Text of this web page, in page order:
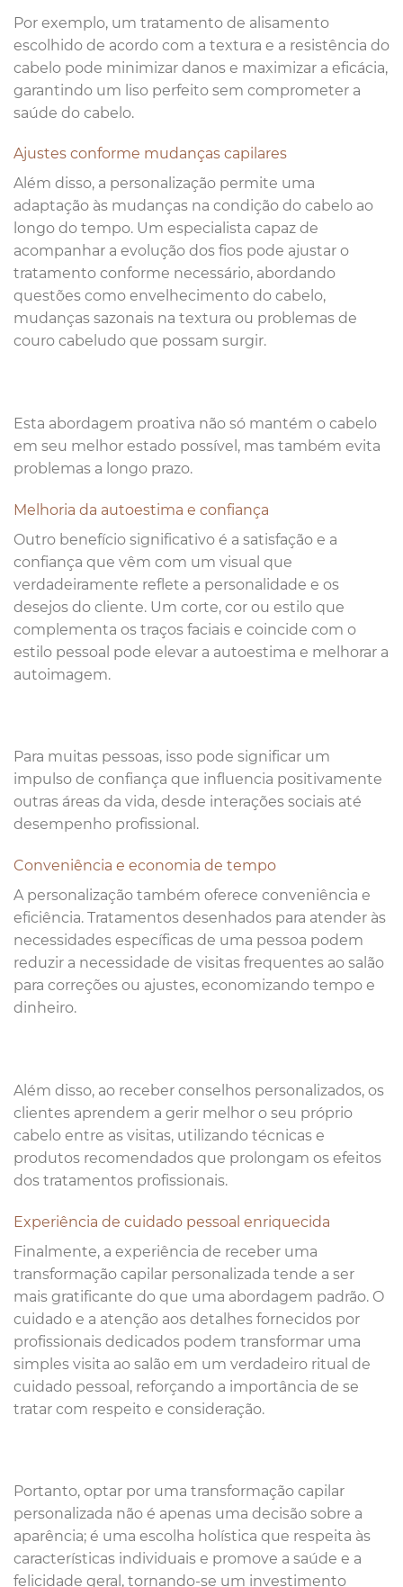
Por exemplo, um tratamento de alisamento
escolhido de acordo com a textura e a resistência do
cabelo pode minimizar danos e maximizar a eficácia,
garantindo um liso perfeito sem comprometer a
saúde do cabelo.
Ajustes conforme mudanças capilares
Além disso, a personalização permite uma
adaptação às mudanças na condição do cabelo ao
longo do tempo. Um especialista capaz de
acompanhar a evolução dos fios pode ajustar o
tratamento conforme necessário, abordando
questões como envelhecimento do cabelo,
mudanças sazonais na textura ou problemas de
couro cabeludo que possam surgir.
Esta abordagem proativa não só mantém o cabelo
em seu melhor estado possível, mas também evita
problemas a longo prazo.
Melhoria da autoestima e confiança
Outro benefício significativo é a satisfação e a
confiança que vêm com um visual que
verdadeiramente reflete a personalidade e os
desejos do cliente. Um corte, cor ou estilo que
complementa os traços faciais e coincide com o
estilo pessoal pode elevar a autoestima e melhorar a
autoimagem.
Para muitas pessoas, isso pode significar um
impulso de confiança que influencia positivamente
outras áreas da vida, desde interações sociais até
desempenho profissional.
Conveniência e economia de tempo
A personalização também oferece conveniência e
eficiência. Tratamentos desenhados para atender às
necessidades específicas de uma pessoa podem
reduzir a necessidade de visitas frequentes ao salão
para correções ou ajustes, economizando tempo e
dinheiro.
Além disso, ao receber conselhos personalizados, os
clientes aprendem a gerir melhor o seu próprio
cabelo entre as visitas, utilizando técnicas e
produtos recomendados que prolongam os efeitos
dos tratamentos profissionais.
Experiência de cuidado pessoal enriquecida
Finalmente, a experiência de receber uma
transformação capilar personalizada tende a ser
mais gratificante do que uma abordagem padrão. O
cuidado e a atenção aos detalhes fornecidos por
profissionais dedicados podem transformar uma
simples visita ao salão em um verdadeiro ritual de
cuidado pessoal, reforçando a importância de se
tratar com respeito e consideração.
Portanto, optar por uma transformação capilar
personalizada não é apenas uma decisão sobre a
aparência; é uma escolha holística que respeita às
características individuais e promove a saúde e a
felicidade geral, tornando-se um investimento